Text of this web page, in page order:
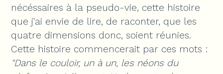
nécéssaires à la pseudo-vie, cette histoire
que j'ai envie de lire, de raconter, que les
quatre dimensions donc, soient réunies.
Cette histoire commencerait par ces mots :
"Dans le couloir, un à un, les néons du